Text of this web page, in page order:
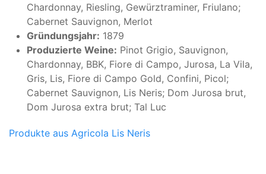
Chardonnay, Riesling, Gewürztraminer, Friulano;
Cabernet Sauvignon, Merlot
Gründungsjahr: 1879
Produzierte Weine: Pinot Grigio, Sauvignon,
Chardonnay, BBK, Fiore di Campo, Jurosa, La Vila,
Gris, Lis, Fiore di Campo Gold, Confini, Picol;
Cabernet Sauvignon, Lis Neris; Dom Jurosa brut,
Dom Jurosa extra brut; Tal Luc
Produkte aus Agricola Lis Neris